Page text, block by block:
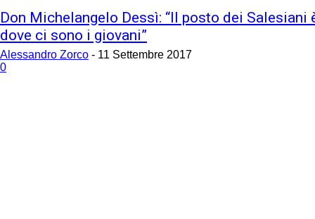
Don Michelangelo Dessì: “Il posto dei Salesiani
dove ci sono i giovani”
Alessandro Zorco - 11 Settembre 2017
0